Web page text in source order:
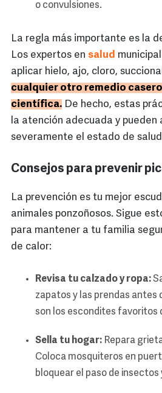
o convulsiones.
La regla más importante es la
Los expertos en salud
aplicar hielo, ajo, cloro,
cualquier otro remedio
científica. De hecho, estas
la atención adecuada y pueden
severamente el estado de
Consejos para prevenir
La prevención es tu mejor
animales ponzoñosos. Sigue
para mantener a tu familia
de calor:
Revisa tu calzado y ropa:
zapatos y las prendas antes
son los escondites favoritos
Sella tu hogar: Repara
Coloca mosquiteros en
bloquear el paso de insectos